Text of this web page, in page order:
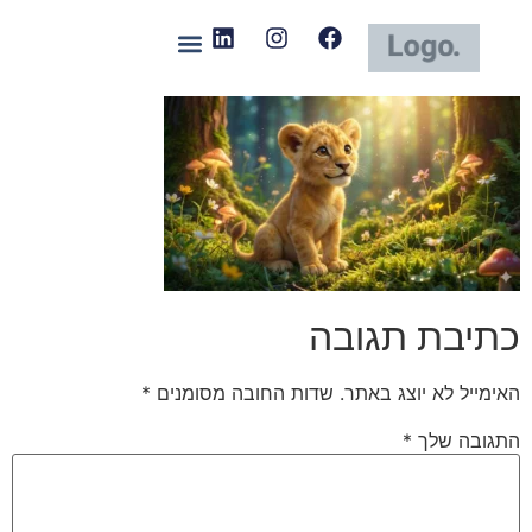
כתיבת תגובה
האימייל לא יוצג באתר. שדות החובה מסומנים *
התגובה שלך *